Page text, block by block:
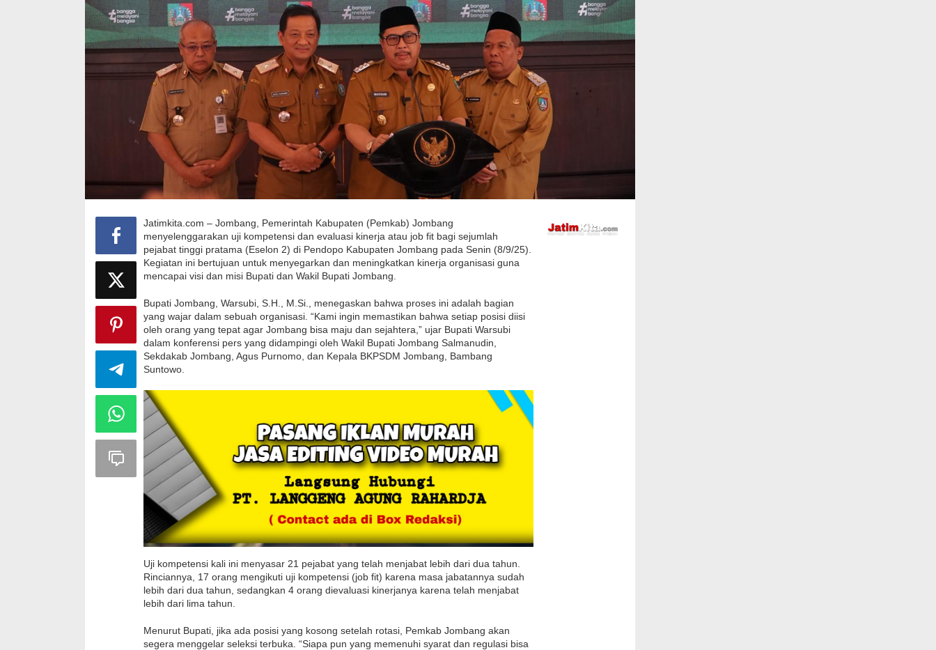
Jatimkita.com – Jombang, Pemerintah Kabupaten (Pemkab) Jombang
menyelenggarakan uji kompetensi dan evaluasi kinerja atau job fit bagi sejumlah
pejabat tinggi pratama (Eselon 2) di Pendopo Kabupaten Jombang pada Senin (8/9/25).
Kegiatan ini bertujuan untuk menyegarkan dan meningkatkan kinerja organisasi guna
mencapai visi dan misi Bupati dan Wakil Bupati Jombang.
Bupati Jombang, Warsubi, S.H., M.Si., menegaskan bahwa proses ini adalah bagian
yang wajar dalam sebuah organisasi. “Kami ingin memastikan bahwa setiap posisi diisi
oleh orang yang tepat agar Jombang bisa maju dan sejahtera,” ujar Bupati Warsubi
dalam konferensi pers yang didampingi oleh Wakil Bupati Jombang Salmanudin,
Sekdakab Jombang, Agus Purnomo, dan Kepala BKPSDM Jombang, Bambang
Suntowo.
Uji kompetensi kali ini menyasar 21 pejabat yang telah menjabat lebih dari dua tahun.
Rinciannya, 17 orang mengikuti uji kompetensi (job fit) karena masa jabatannya sudah
lebih dari dua tahun, sedangkan 4 orang dievaluasi kinerjanya karena telah menjabat
lebih dari lima tahun.
Menurut Bupati, jika ada posisi yang kosong setelah rotasi, Pemkab Jombang akan
segera menggelar seleksi terbuka. “Siapa pun yang memenuhi syarat dan regulasi bisa